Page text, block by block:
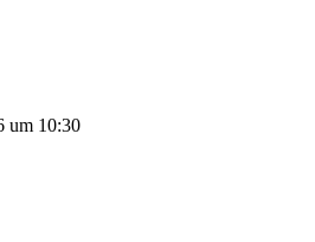
um 10:30